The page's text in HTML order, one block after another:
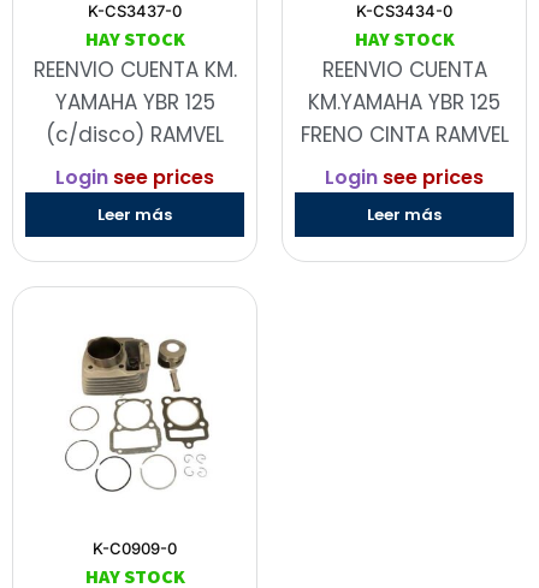
K-CS3437-0
HAY STOCK
REENVIO CUENTA KM.
YAMAHA YBR 125
(c/disco) RAMVEL
Login see prices
Leer más
K-CS3434-0
HAY STOCK
REENVIO CUENTA
KM.YAMAHA YBR 125
FRENO CINTA RAMVEL
Login see prices
Leer más
K-C0909-0
HAY STOCK